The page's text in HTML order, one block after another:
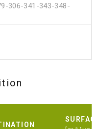
306-341-343-348-